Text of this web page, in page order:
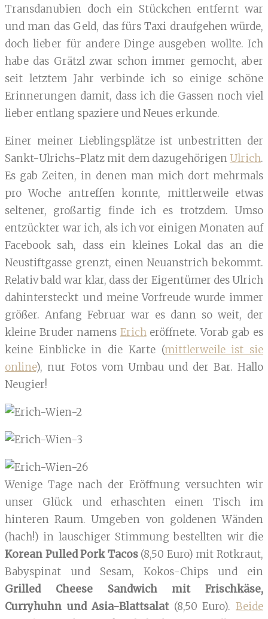
Transdanubien doch ein Stückchen entfernt war
und man das Geld, das fürs Taxi draufgehen würde,
doch lieber für andere Dinge ausgeben wollte. Ich
habe das Grätzl zwar schon immer gemocht, aber
seit letztem Jahr verbinde ich so einige schöne
Erinnerungen damit, dass ich die Gassen noch viel
lieber entlang spaziere und Neues erkunde.
Einer meiner Lieblingsplätze ist unbestritten der
Sankt-Ulrichs-Platz mit dem dazugehörigen Ulrich.
Es gab Zeiten, in denen man mich dort mehrmals
pro Woche antreffen konnte, mittlerweile etwas
seltener, großartig finde ich es trotzdem. Umso
entzückter war ich, als ich vor einigen Monaten auf
Facebook sah, dass ein kleines Lokal das an die
Neustiftgasse grenzt, einen Neuanstrich bekommt.
Relativ bald war klar, dass der Eigentümer des Ulrich
dahintersteckt und meine Vorfreude wurde immer
größer. Anfang Februar war es dann so weit, der
kleine Bruder namens Ericheröffnete. Vorab gab es
keine Einblicke in die Karte (mittlerweile ist sie
online), nur Fotos vom Umbau und der Bar. Hallo
Neugier!
Wenige Tage nach der Eröffnung versuchten wir
unser Glück und erhaschten einen Tisch im
hinteren Raum. Umgeben von goldenen Wänden
(hach!) in lauschiger Stimmung bestellten wir die
Korean Pulled Pork Tacos(8,50 Euro) mit Rotkraut,
Babyspinat und Sesam, Kokos-Chips und ein
Grilled Cheese Sandwich mit Frischkäse,
Curryhuhn und Asia-Blattsalat(8,50 Euro).Beide